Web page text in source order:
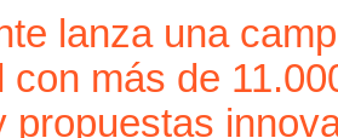
lanza una
con más de
propuestas